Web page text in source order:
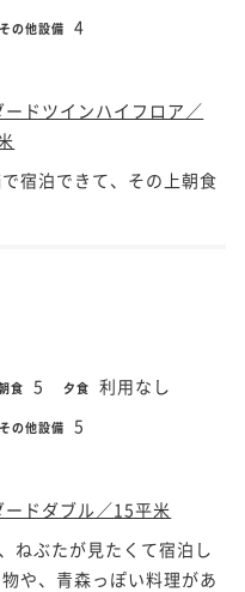
その他設備 4
ードツインハイフロア／
宿泊できて、その上朝食
食 5 夕食 利用なし
その他設備 5
ードダブル／15平米
ねぶたが見たくて宿泊し
や、青森っぽい料理があ